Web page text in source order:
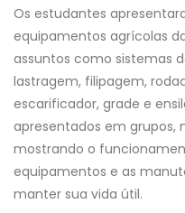
Os estudantes
equipamentos agrícolas
assuntos como sistemas
lastragem, filipagem,
escarificador, grade e
apresentados em grupos,
mostrando o
equipamentos e as
manter sua vida útil.